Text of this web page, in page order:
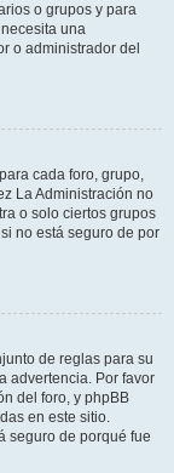
o grupos y para
una
o administrador del
cada foro, grupo,
La Administración no
o solo ciertos grupos
no está seguro de por
de reglas para su
advertencia. Por favor
del foro, y phpBB
en este sitio.
seguro de porqué fue